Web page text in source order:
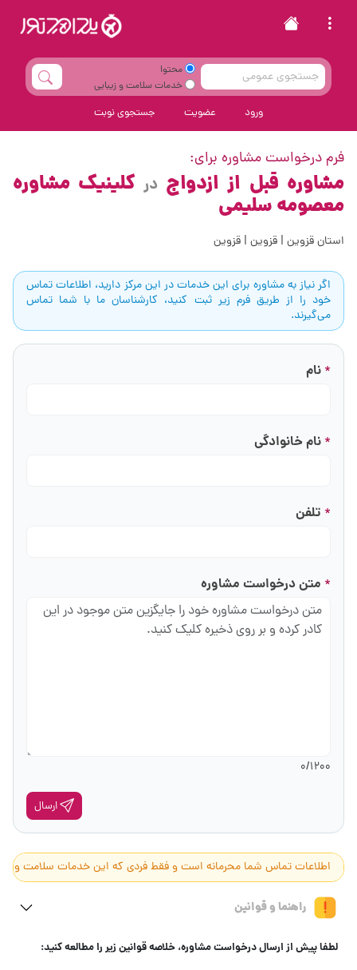
محتوا
خدمات سلامت و زیبایی
ورود عضویت جستجوی نوبت
فرم درخواست مشاوره برای:
مشاوره قبل از ازدواج در کلینیک مشاوره
معصومه سلیمی
استان قزوین | قزوین | قزوین
اگر نیاز به مشاوره برای این خدمات در این مرکز دارید، اطلاعات تماس
خود را از طریق فرم زیر ثبت کنید، کارشناسان ما با شما تماس
می‌گیرند.
* نام
* نام خانوادگی
* تلفن
* متن درخواست مشاوره
0/1200
ارسال
اطلاعات تماس شما محرمانه است و فقط فردی که این خدمات سلامت و
راهنما و قوانین
لطفا پیش از ارسال درخواست مشاوره، خلاصه قوانین زیر را مطالعه کنید: